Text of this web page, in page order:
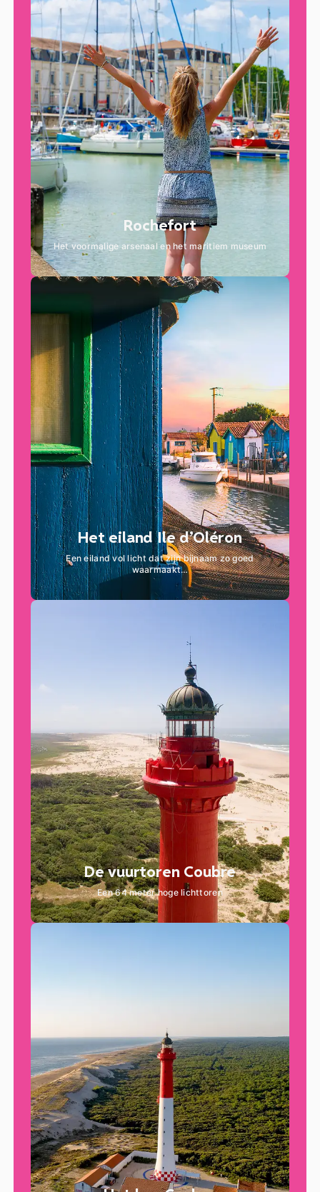
Rochefort
Het voormalige arsenaal en het maritiem museum
Het eiland Ile d’Oléron
Een eiland vol licht dat zijn bijnaam zo goed
waarmaakt…
De vuurtoren Coubre
Een 64 meter hoge lichttoren